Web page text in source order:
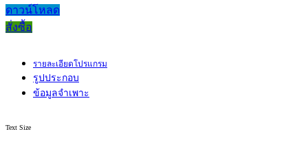
ดาวน์โหลด
สั่งซื้อ
รายละเอียดโปรแกรม
รูปประกอบ
ข้อมูลจำเพาะ
Text Size